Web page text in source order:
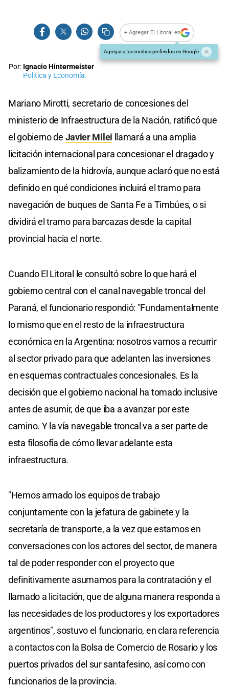
+ Agregar El Litoral en
Agregar a tus medios preferidos en Google
Por: Ignacio Hintermeister
Politica y Economía.
Mariano Mirotti, secretario de concesiones del
ministerio de Infraestructura de la Nación, ratificó que
el gobierno de Javier Milei llamará a una amplia
licitación internacional para concesionar el dragado y
balizamiento de la hidrovía, aunque aclaró que no está
definido en qué condiciones incluirá el tramo para
navegación de buques de Santa Fe a Timbúes, o si
dividirá el tramo para barcazas desde la capital
provincial hacia el norte.
Cuando El Litoral le consultó sobre lo que hará el
gobierno central con el canal navegable troncal del
Paraná, el funcionario respondió: "Fundamentalmente
lo mismo que en el resto de la infraestructura
económica en la Argentina: nosotros vamos a recurrir
al sector privado para que adelanten las inversiones
en esquemas contractuales concesionales. Es la
decisión que el gobierno nacional ha tomado inclusive
antes de asumir, de que iba a avanzar por este
camino. Y la vía navegable troncal va a ser parte de
esta filosofía de cómo llevar adelante esta
infraestructura.
"Hemos armado los equipos de trabajo
conjuntamente con la jefatura de gabinete y la
secretaría de transporte, a la vez que estamos en
conversaciones con los actores del sector, de manera
tal de poder responder con el proyecto que
definitivamente asumamos para la contratación y el
llamado a licitación, que de alguna manera responda a
las necesidades de los productores y los exportadores
argentinos", sostuvo el funcionario, en clara referencia
a contactos con la Bolsa de Comercio de Rosario y los
puertos privados del sur santafesino, así como con
funcionarios de la provincia.